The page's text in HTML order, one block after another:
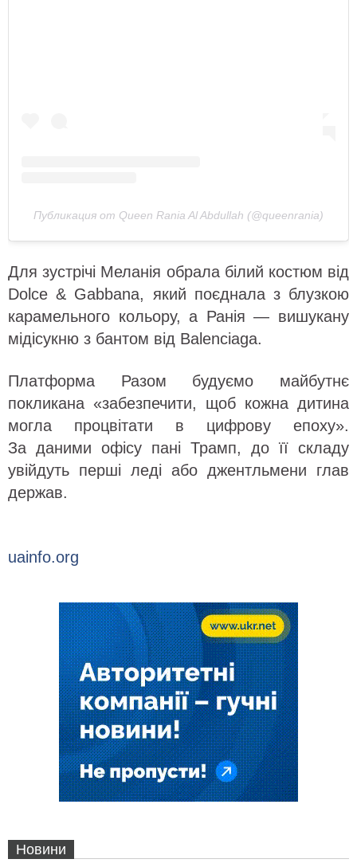
Публикация от Queen Rania Al Abdullah (@queenrania)
Для зустрічі Меланія обрала білий костюм від
Dolce & Gabbana, який поєднала з блузкою
карамельного кольору, а Ранія — вишукану
мідісукню з бантом від Balenciaga.
Платформа Разом будуємо майбутнє
покликана «забезпечити, щоб кожна дитина
могла процвітати в цифрову епоху».
За даними офісу пані Трамп, до її складу
увійдуть перші леді або джентльмени глав
держав.
uainfo.org
Новини